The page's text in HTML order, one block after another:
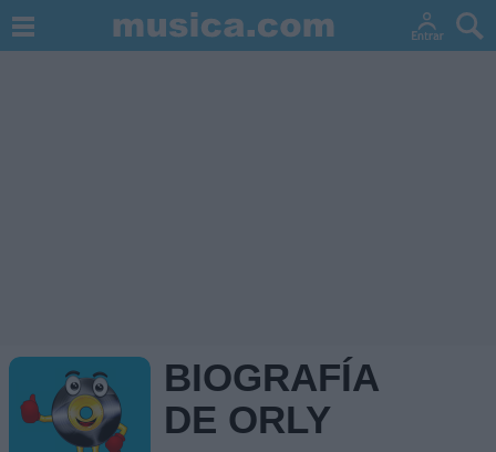
BIOGRAFÍA
DE ORLY